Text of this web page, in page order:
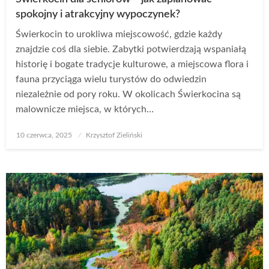
spokojny i atrakcyjny wypoczynek?
Świerkocin to urokliwa miejscowość, gdzie każdy
znajdzie coś dla siebie. Zabytki potwierdzają wspaniałą
historię i bogate tradycje kulturowe, a miejscowa flora i
fauna przyciąga wielu turystów do odwiedzin
niezależnie od pory roku. W okolicach Świerkocina są
malownicze miejsca, w których…
Opublikowane
10 czerwca, 2025 Krzysztof Zieliński